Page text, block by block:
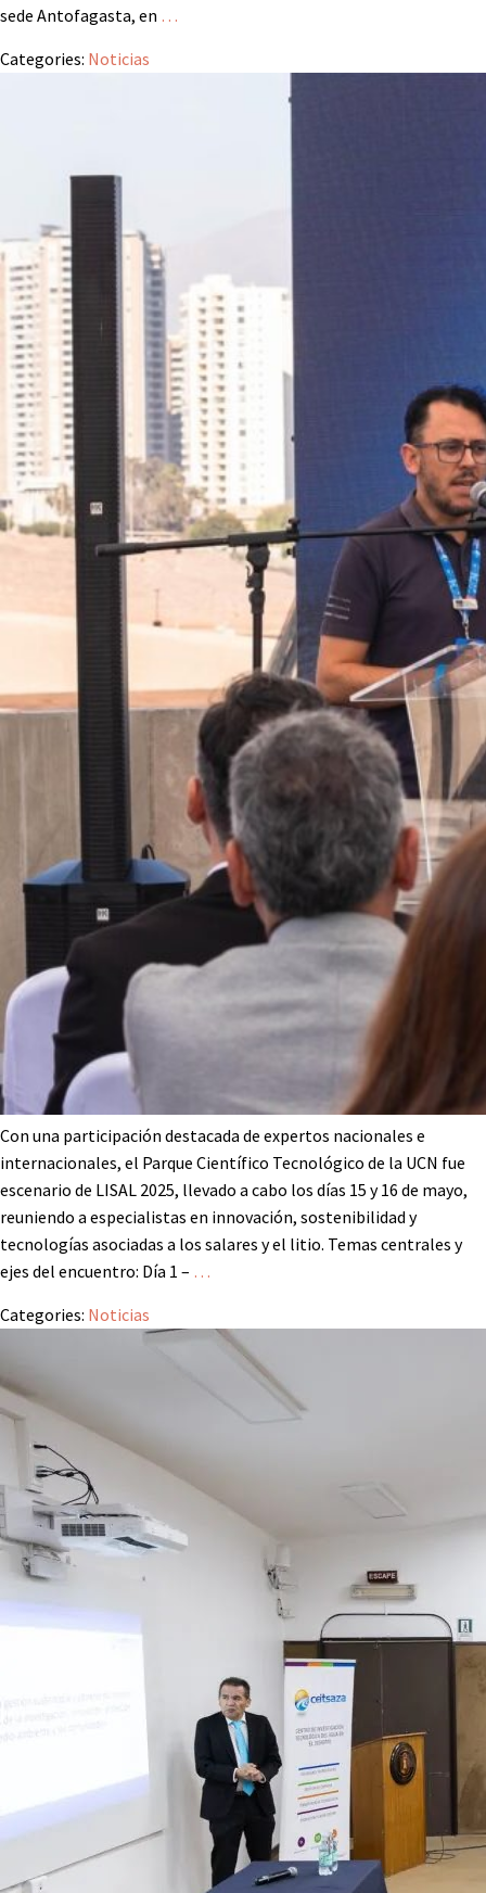
sede Antofagasta, en …
Categories: Noticias
Con una participación destacada de expertos nacionales e
internacionales, el Parque Científico Tecnológico de la UCN fue
escenario de LISAL 2025, llevado a cabo los días 15 y 16 de mayo,
reuniendo a especialistas en innovación, sostenibilidad y
tecnologías asociadas a los salares y el litio. Temas centrales y
ejes del encuentro: Día 1 – …
Categories: Noticias